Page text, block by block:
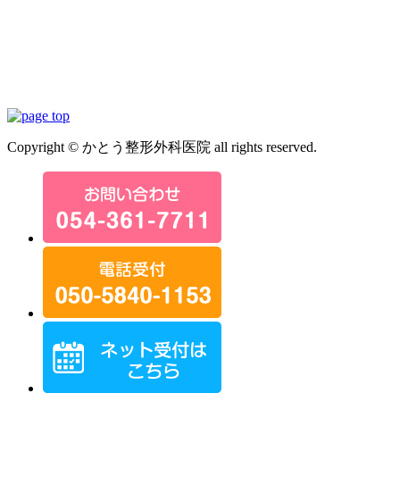
Copyright © かとう整形外科医院 all rights reserved.